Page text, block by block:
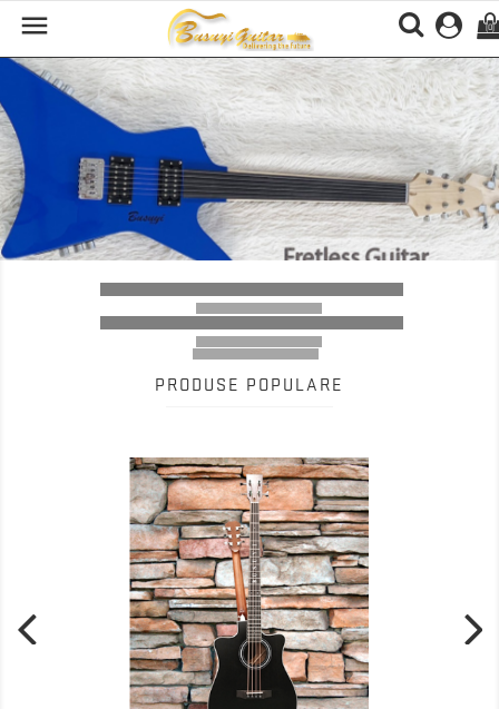
 (0)
Previous
PRODUSE POPULARE